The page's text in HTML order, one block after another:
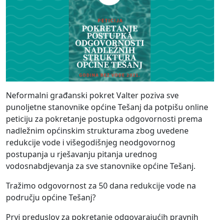
Neformalni građanski pokret Valter poziva sve
punoljetne stanovnike općine Tešanj da potpišu online
peticiju za pokretanje postupka odgovornosti prema
nadležnim općinskim strukturama zbog uvedene
redukcije vode i višegodišnjeg neodgovornog
postupanja u rješavanju pitanja urednog
vodosnabdjevanja za sve stanovnike općine Tešanj.
Tražimo odgovornost za 50 dana redukcije vode na
području općine Tešanj?
Prvi preduslov za pokretanje odgovarajućih pravnih